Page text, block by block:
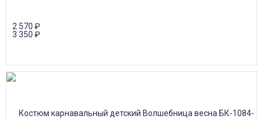
2 570 ₽
3 350 ₽